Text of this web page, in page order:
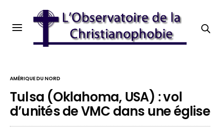
AMÉRIQUE DU NORD
Tulsa (Oklahoma, USA) : vol
d’unités de VMC dans une église